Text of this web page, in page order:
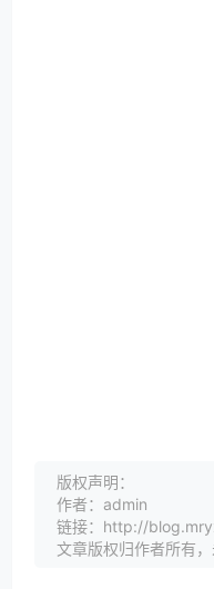
版权声明：
作者：admin
链接：http://
文章版权归作者所有，